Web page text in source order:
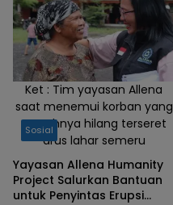
Ket : Tim yayasan Allena
saat menemui korban yang
rumahnya hilang terseret
arus lahar semeru
Sosial
Yayasan Allena Humanity
Project Salurkan Bantuan
untuk Penyintas Erupsi